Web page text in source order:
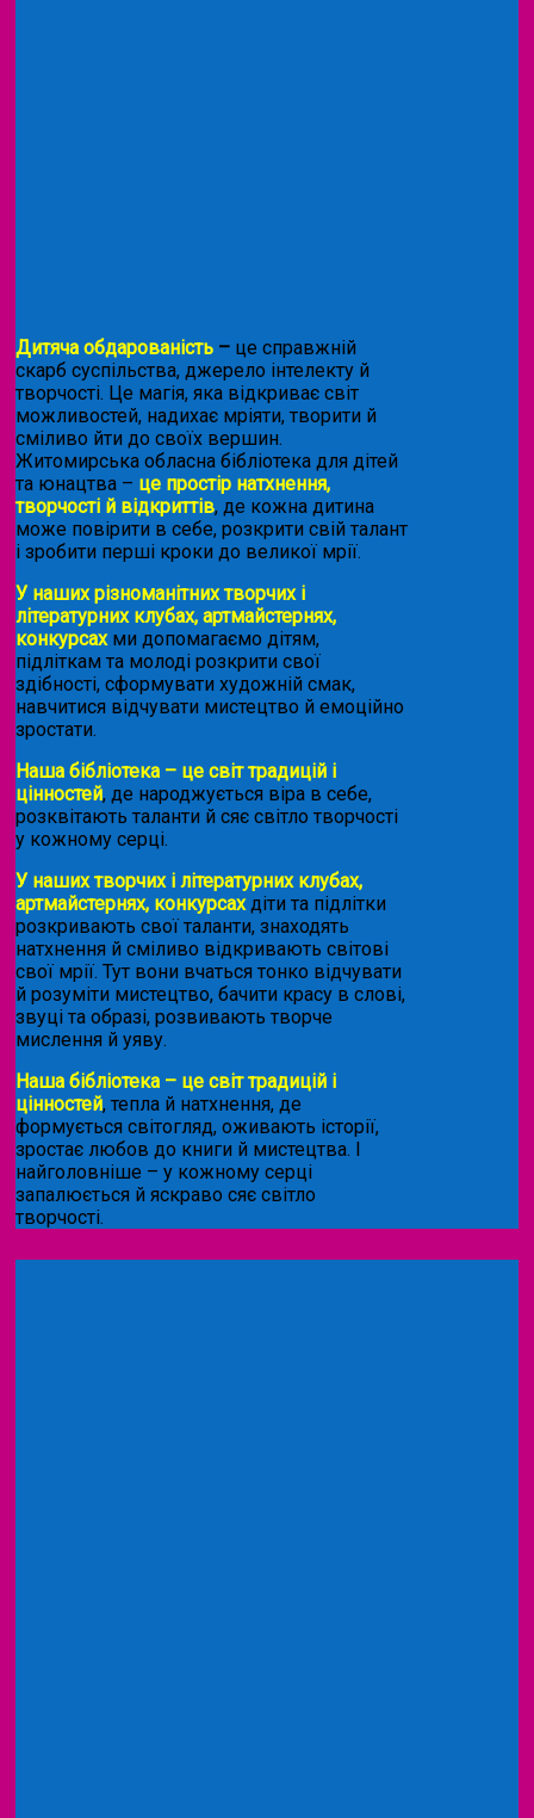
Дитяча обдарованість – це справжній
скарб суспільства, джерело інтелекту й
творчості. Це магія, яка відкриває світ
можливостей, надихає мріяти, творити й
сміливо йти до своїх вершин.
Житомирська обласна бібліотека для дітей
та юнацтва – це простір натхнення,
творчості й відкриттів, де кожна дитина
може повірити в себе, розкрити свій талант
і зробити перші кроки до великої мрії.
У наших різноманітних творчих і
літературних клубах, артмайстернях,
конкурсахми допомагаємо дітям,
підліткам та молоді розкрити свої
здібності, сформувати художній смак,
навчитися відчувати мистецтво й емоційно
зростати.
Наша бібліотека – це світ традицій і
цінностей, де народжується віра в себе,
розквітають таланти й сяє світло творчості
у кожному серці.
У наших творчих і літературних клубах,
артмайстернях, конкурсахдіти та підлітки
розкривають свої таланти, знаходять
натхнення й сміливо відкривають світові
свої мрії. Тут вони вчаться тонко відчувати
й розуміти мистецтво, бачити красу в слові,
звуці та образі, розвивають творче
мислення й уяву.
Наша бібліотека – це світ традицій і
цінностей, тепла й натхнення, де
формується світогляд, оживають історії,
зростає любов до книги й мистецтва. І
найголовніше – у кожному серці
запалюється й яскраво сяє світло
творчості.